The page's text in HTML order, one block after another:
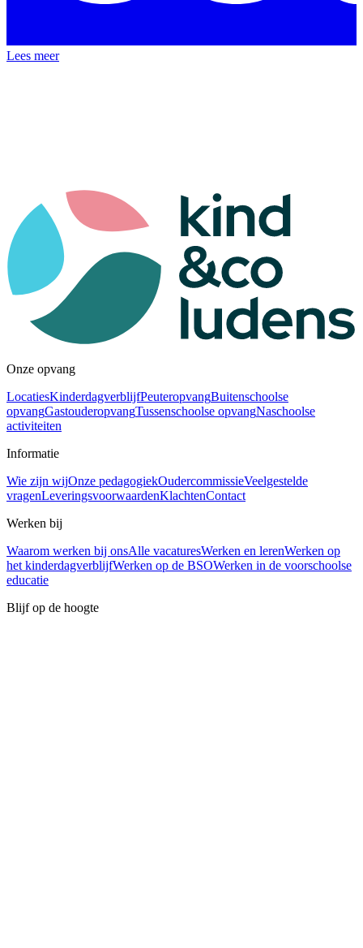
Lees meer
Onze opvang
LocatiesKinderdagverblijfPeuteropvangBuitenschoolse
opvangGastouderopvangTussenschoolse opvangNaschoolse
activiteiten
Informatie
Wie zijn wijOnze pedagogiekOudercommissieVeelgestelde
vragenLeveringsvoorwaardenKlachtenContact
Werken bij
Waarom werken bij onsAlle vacaturesWerken en lerenWerken op
het kinderdagverblijfWerken op de BSOWerken in de voorschoolse
educatie
Blijf op de hoogte